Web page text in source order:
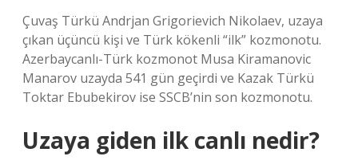
Çuvaş Türkü Andrjan Grigorievich Nikolaev, uzaya
çıkan üçüncü kişi ve Türk kökenli “ilk” kozmonotu.
Azerbaycanlı-Türk kozmonot Musa Kiramanovic
Manarov uzayda 541 gün geçirdi ve Kazak Türkü
Toktar Ebubekirov ise SSCB’nin son kozmonotu.
Uzaya giden ilk canlı nedir?